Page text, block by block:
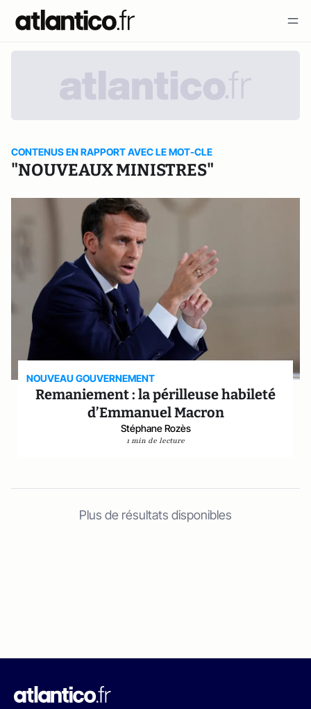
CONTENUS EN RAPPORT AVEC LE MOT-CLE
"NOUVEAUX MINISTRES"
NOUVEAU GOUVERNEMENT
Remaniement : la périlleuse habileté
d’Emmanuel Macron
Stéphane Rozès
1 min de lecture
Plus de résultats disponibles